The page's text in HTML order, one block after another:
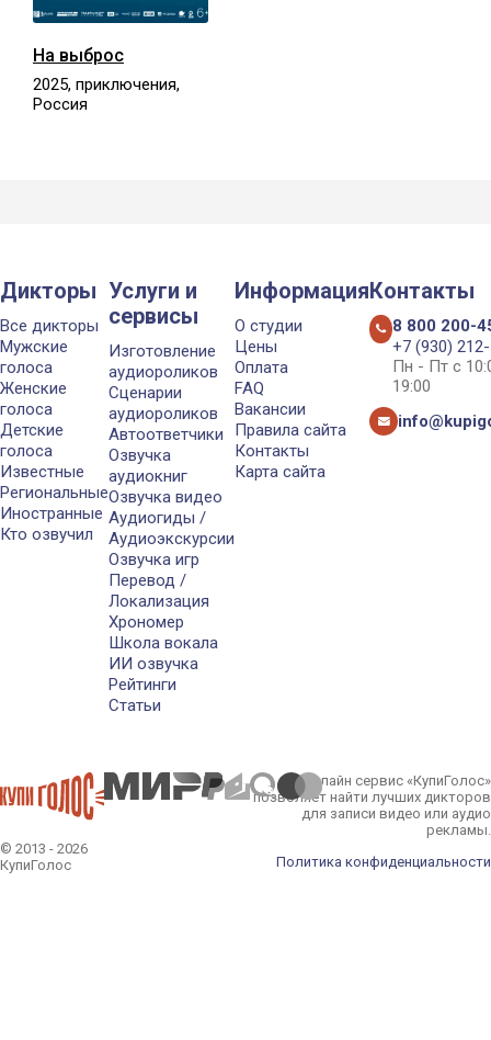
На выброс
2025, приключения,
Россия
Дикторы
Все дикторы
Мужские
голоса
Женские
голоса
Детские
голоса
Известные
Региональные
Иностранные
Кто озвучил
Услуги и
сервисы
Изготовление
аудиороликов
Сценарии
аудиороликов
Автоответчики
Озвучка
аудиокниг
Озвучка видео
Аудиогиды /
Аудиоэкскурсии
Озвучка игр
Перевод /
Локализация
Хрономер
Школа вокала
ИИ озвучка
Рейтинги
Статьи
Информация
О студии
Цены
Оплата
FAQ
Вакансии
Правила сайта
Контакты
Карта сайта
Контакты
8 800 200-
+7 (930)
Пн - Пт с
19:00
© 2013 - 2026
КупиГолос
Онлайн сервис «КупиГолос»
позволяет найти лучших дикторов
для записи видео или аудио
рекламы.
Политика конфиденциальности